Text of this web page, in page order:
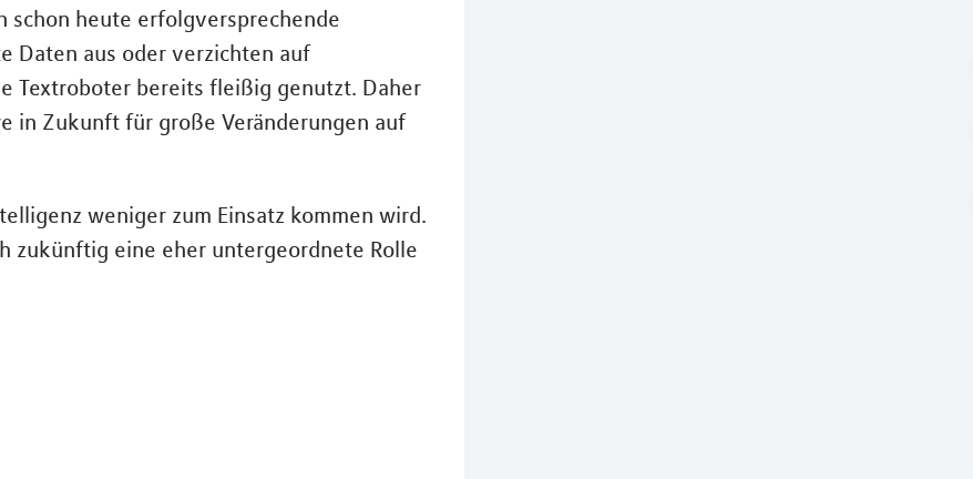
schon heute erfolgversprechende
Daten aus oder verzichten auf
Textroboter bereits fleißig genutzt. Daher
in Zukunft für große Veränderungen auf
weniger zum Einsatz kommen wird.
zukünftig eine eher untergeordnete Rolle